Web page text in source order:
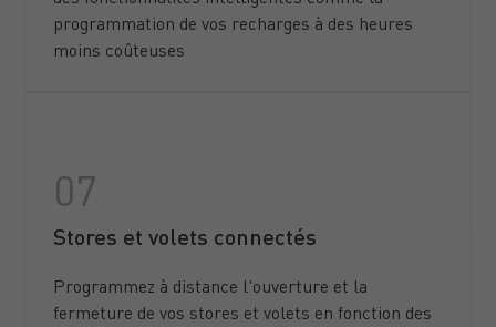
programmation de vos recharges à des heures
moins coûteuses
Stores et volets connectés
Programmez à distance l'ouverture et la
fermeture de vos stores et volets en fonction des